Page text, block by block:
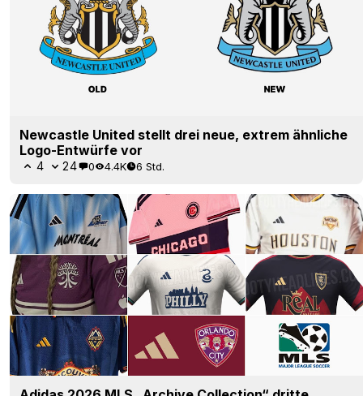
Newcastle United stellt drei neue, extrem ähnliche
Logo-Entwürfe vor
4 24 0 4.4K 6 Std.